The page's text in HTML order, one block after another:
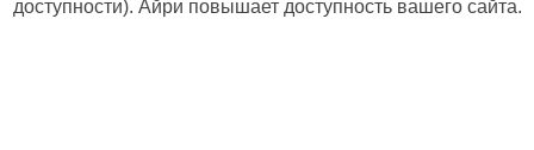
доступности). Айри повышает доступность вашего сайта.